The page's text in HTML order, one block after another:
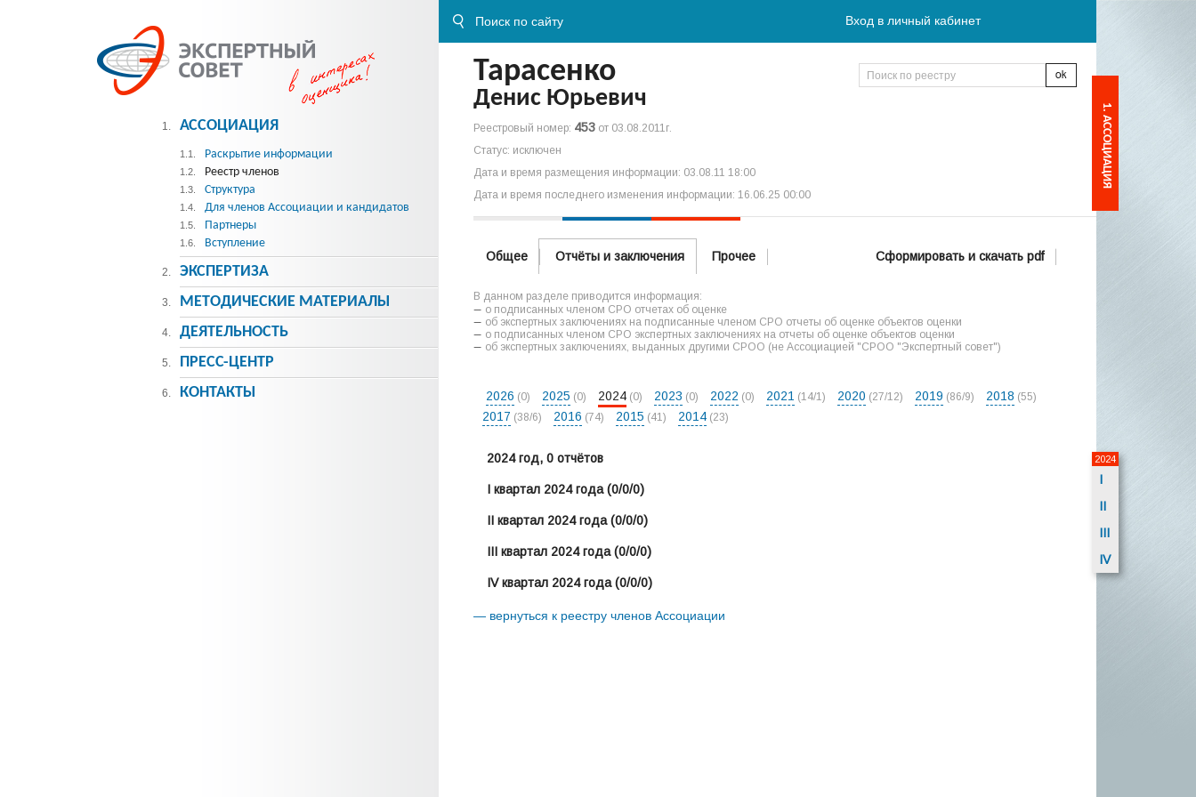
Вход в личный кабинет
Тарасенко
Денис Юрьевич
Реестровый номер: 453 от 03.08.2011г.
Статус: исключен
Дата и время размещения информации: 03.08.11 18:00
Дата и время последнего изменения информации: 16.06.25 00:00
Общее Отчёты и заключения Прочее Сформировать и скачать pdf
В данном разделе приводится информация:
о подписанных членом СРО отчетах об оценке
об экспертных заключениях на подписанные членом СРО отчеты об оценке объектов оценки
о подписанных членом СРО экспертных заключениях на отчеты об оценке объектов оценки
об экспертных заключениях, выданных другими СРОО (не Ассоциацией "СРОО "Экспертный совет")
2026 (0) 2025 (0) 2024 (0) 2023 (0) 2022 (0) 2021 (14/1) 2020 (27/12) 2019 (86/9) 2018 (55)
2017 (38/6) 2016 (74) 2015 (41) 2014 (23)
2024 год, 0 отчётов 2024
I
II
III
IV
I квартал 2024 года(0/0/0)
II квартал 2024 года(0/0/0)
III квартал 2024 года(0/0/0)
IV квартал 2024 года(0/0/0)
— вернуться к реестру членов Ассоциации
1. АССОЦИАЦИЯ
1.1. Раскрытие информации
1.2. Реестр членов
1.3. Структура
1.4. Для членов Ассоциации и кандидатов
1.5. Партнеры
1.6. Вступление
2. ЭКСПЕРТИЗА
3. МЕТОДИЧЕСКИE МАТЕРИАЛЫ
4. ДЕЯТЕЛЬНОСТЬ
5. ПРЕСС-ЦЕНТР
6. КОНТАКТЫ
1. АССОЦИАЦИЯ